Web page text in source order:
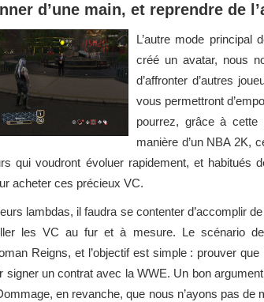
d’une main, et reprendre de
L’autre mode
créé un avatar, nous
d’affronter d’autres
vous permettront
pourrez, grâce à cette
manière d’un NBA 2K,
qui voudront évoluer rapidement, et
acheter ces précieux VC.
lambdas, il faudra se contenter d’accomplir
les VC au fur et à mesure. Le scénario
Reigns, et l’objectif est simple : prouver que
signer un contrat avec la WWE. Un bon
en revanche, que nous n’ayons pas de